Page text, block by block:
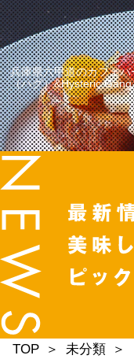
兵庫県六甲道のカフェ
（ハグ）&Hysteric
TOP
未分類